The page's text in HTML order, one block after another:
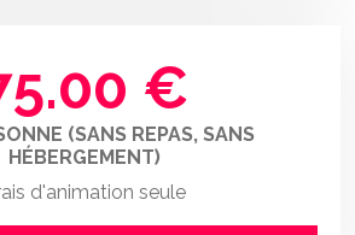
€
(SANS REPAS, SANS
HÉBERGEMENT)
d'animation seule